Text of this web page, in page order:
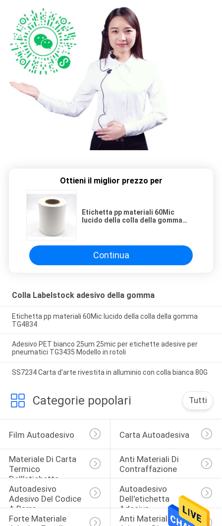
Ottieni il miglior prezzo per
Etichetta pp materiali 60Mic
lucido della colla della gomma
Continua
Colla Labelstock adesivo della gomma
Etichetta pp materiali 60Mic lucido della colla della gomma
TG4834
Adesivo PET bianco 25um 25mic per etichette adesive per
pneumatici TG3435 Modello in rotoli
SS7234 Carta d'arte rivestita in alluminio con colla bianca 80G
Categorie popolari Tutti
Film Autoadesivo Carta Autoadesiva
Materiale Di Carta
Termico
Dell'etichetta
Adesiva
Anti Materiali Di
Contraffazione
Autoadesivo
Adesivo Del Codice
A Barre
Autoadesivo
Dell'etichetta
Adesiva
Forte Materiale
Anti Materiale